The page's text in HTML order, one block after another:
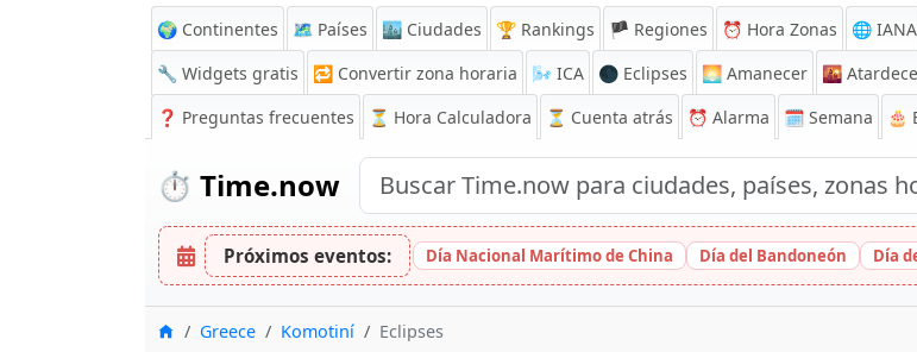
🌍 Continentes 🗺️ Países 🏙️ Ciudades 🏆 Rankings 🏴 Regiones ⏰ Hora Zonas 🌐 IANA
🔧 Widgets gratis
🔁 Convertir zona horaria 🌬️ ICA 🌑 Eclipses 🌅 Amanecer 🌇
❓ Preguntas frecuentes ⏳ Hora Calculadora ⏳ Cuenta atrás ⏰ Alarma 🗓️ Semana 🎂
⏱️ Time.now
Próximos eventos: Día Nacional Marítimo de China Día del Bandoneón Día
InicioGreece Komotiní Eclipses